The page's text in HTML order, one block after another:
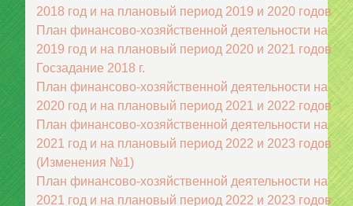
2018 год и на плановый период 2019 и 2020 годов
План финансово-хозяйственной деятельности на
2019 год и на плановый период 2020 и 2021 годов
Госзадание 2018 г.
План финансово-хозяйственной деятельности на
2020 год и на плановый период 2021 и 2022 годов
План финансово-хозяйственной деятельности на
2021 год и на плановый период 2022 и 2023 годов
(Изменения №1)
План финансово-хозяйственной деятельности на
2021 год и на плановый период 2022 и 2023 годов